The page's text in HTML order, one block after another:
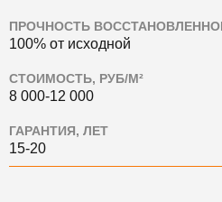
ПРОЧНОСТЬ
100% от исходной
СТОИМОСТЬ, РУБ/М²
8 000-12 000
ГАРАНТИЯ, ЛЕТ
15-20